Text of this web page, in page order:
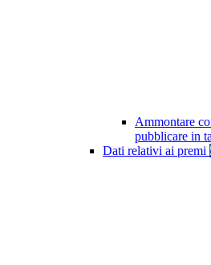
Ammontare
pubblicare in
Dati relativi ai premi